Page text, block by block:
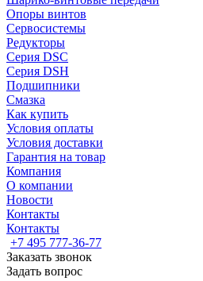
Опоры винтов
Сервосистемы
Редукторы
Серия DSC
Серия DSH
Подшипники
Смазка
Как купить
Условия оплаты
Условия доставки
Гарантия на товар
Компания
О компании
Новости
Контакты
Контакты
+7 495 777-36-77
Заказать звонок
Задать вопрос